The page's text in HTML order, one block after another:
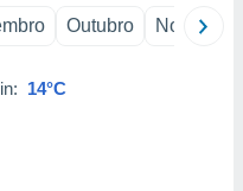
Outubro Novembro
14°C